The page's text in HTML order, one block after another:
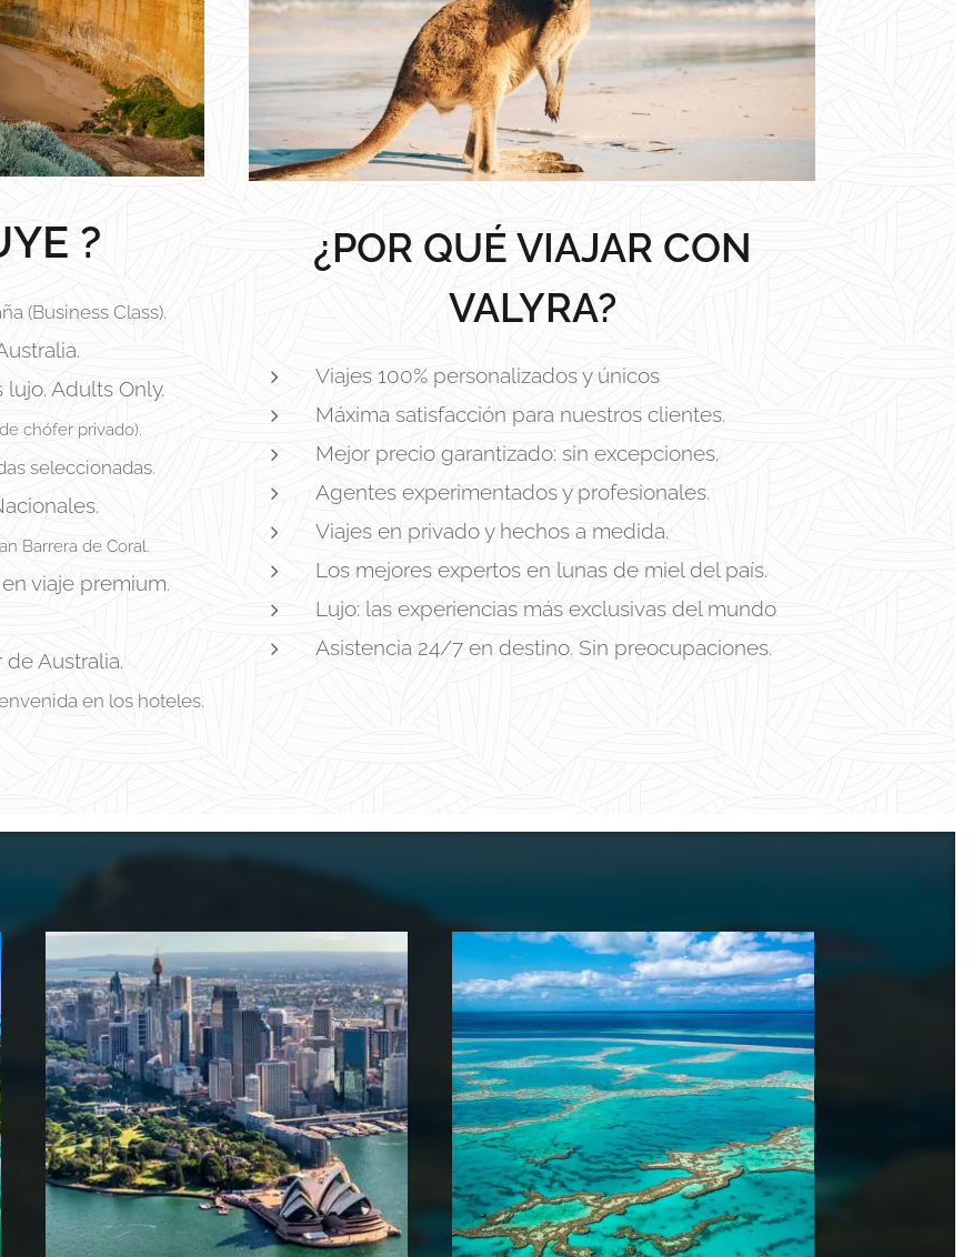
?
(Business Class).
Adults Only.
chófer privado).
seleccionadas.
Barrera de Coral.
viaje premium.
Australia.
en los hoteles.
¿POR QUÉ VIAJAR CON
VALYRA?
Viajes 100% personalizados y únicos
Máxima satisfacción para nuestros clientes.
Mejor precio garantizado: sin excepciones.
Agentes experimentados y profesionales.
Viajes en privado y hechos a medida.
Los mejores expertos en lunas de miel del país.
Lujo: las experiencias más exclusivas del mundo
Asistencia 24/7 en destino. Sin preocupaciones.